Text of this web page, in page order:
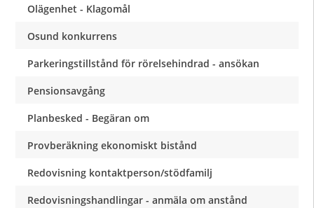
Olägenhet - Klagomål
Osund konkurrens
Parkeringstillstånd för rörelsehindrad - ansökan
Pensionsavgång
Planbesked - Begäran om
Provberäkning ekonomiskt bistånd
Redovisning kontaktperson/stödfamilj
Redovisningshandlingar - anmäla om anstånd